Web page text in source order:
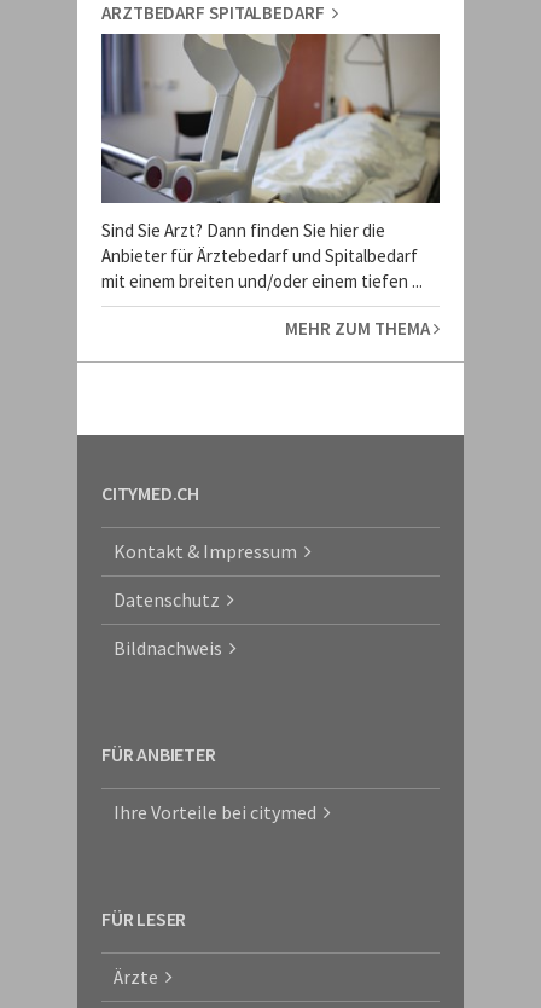
ARZTBEDARF SPITALBEDARF
Sind Sie Arzt? Dann finden Sie hier die
Anbieter für Ärztebedarf und Spitalbedarf
mit einem breiten und/oder einem tiefen ...
MEHR ZUM THEMA
CITYMED.CH
Kontakt & Impressum
Datenschutz
Bildnachweis
FÜR ANBIETER
Ihre Vorteile bei citymed
FÜR LESER
Ärzte